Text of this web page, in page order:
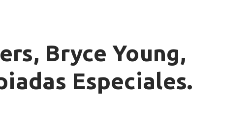
Bryce Young,
Especiales.